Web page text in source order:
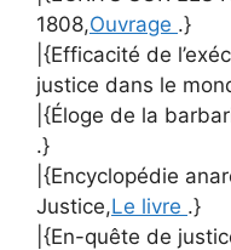
1808,Ouvrage .}
|{Efficacité de
justice dans le
|{Éloge de la
.}
|{Encyclopédie
Justice,Le livre .}
|{En-quête de